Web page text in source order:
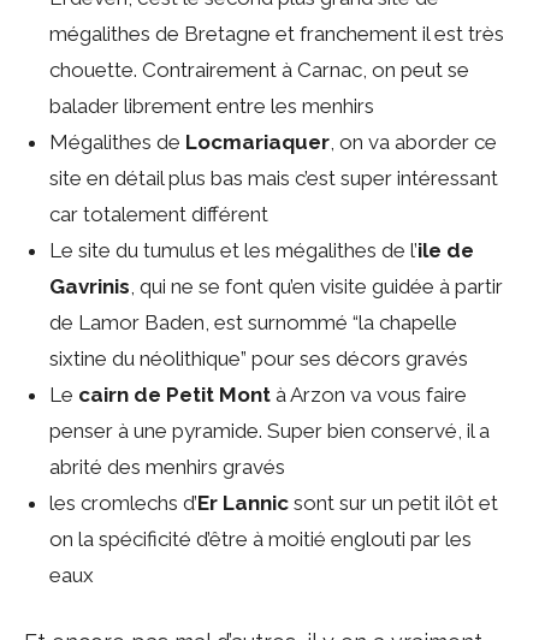
mégalithes de Bretagne et franchement il est très
chouette. Contrairement à Carnac, on peut se
balader librement entre les menhirs
Mégalithes de Locmariaquer , on va aborder ce
site en détail plus bas mais c’est super intéressant
car totalement différent
Le site du tumulus et les mégalithes de l’ile de
Gavrinis , qui ne se font qu’en visite guidée à partir
de Lamor Baden, est surnommé “la chapelle
sixtine du néolithique” pour ses décors gravés
Le cairn de Petit Mont à Arzon va vous faire
penser à une pyramide. Super bien conservé, il a
abrité des menhirs gravés
les cromlechs d’Er Lannic sont sur un petit ilôt et
on la spécificité d’être à moitié englouti par les
eaux